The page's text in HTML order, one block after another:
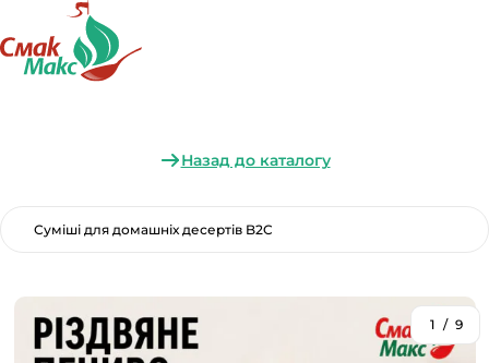
Назад до каталогу
Суміші для домашніх десертів B2C
1 / 9